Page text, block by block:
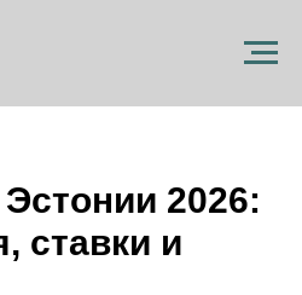
2026:
ставки и